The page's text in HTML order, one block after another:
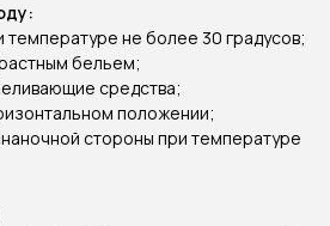
температуре не более 30 градусов;
бельем;
средства;
положении;
стороны при температуре